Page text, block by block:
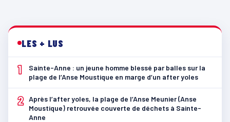
LES + LUS
1
Sainte-Anne : un jeune homme blessé par balles sur la
plage de l’Anse Moustique en marge d’un after yoles
2 Après l’after yoles, la plage de l’Anse Meunier (Anse
Moustique) retrouvée couverte de déchets à Sainte-
Anne